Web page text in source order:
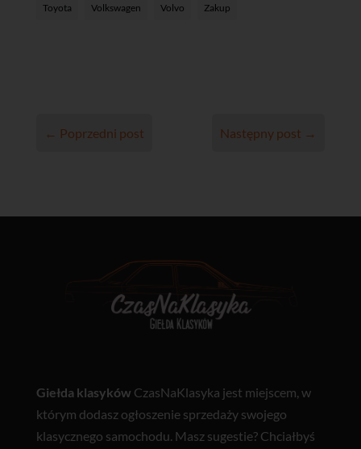
Toyota Volkswagen Volvo Zakup
← Poprzedni post Następny post →
Giełda klasyków CzasNaKlasyka jest miejscem, w
którym dodasz ogłoszenie sprzedaży swojego
klasycznego samochodu. Masz sugestie? Chciałbyś